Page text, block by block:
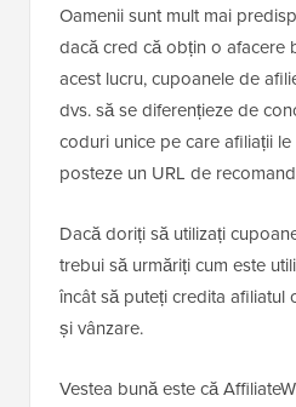
Oamenii sunt mult mai
dacă cred că obțin o afacere
acest lucru, cupoanele de
dvs. să se diferențieze de
coduri unice pe care afiliații
posteze un URL de
Dacă doriți să utilizați
trebui să urmăriți cum este
încât să puteți credita afiliatul
și vânzare.
Vestea bună este că